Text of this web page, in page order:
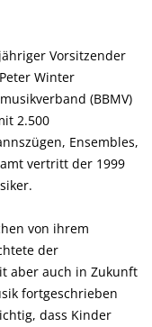
Vorsitzender
Winter
(BBMV)
2.500
Ensembles,
vertritt der 1999
von ihrem
der
aber auch in Zukunft
fortgeschrieben
dass Kinder